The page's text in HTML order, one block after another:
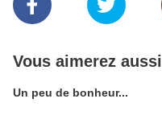
Vous aimerez aussi
Un peu de bonheur...